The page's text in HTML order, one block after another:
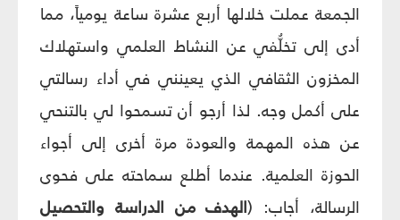
الجمعة عملت خلالها أربع عشرة ساعة يومياً، مما
أدى إلى تخلُّفي عن النشاط العلمي واستهلاك
المخزون الثقافي الذي يعينني في أداء رسالتي
على أكمل وجه. لذا أرجو أن تسمحوا لي بالتنحي
عن هذه المهمة والعودة مرة أخرى إلى أجواء
الحوزة العلمية. عندما أطلع سماحته على فحوى
الرسالة، أجاب: (الهدف من الدراسة والتحصيل